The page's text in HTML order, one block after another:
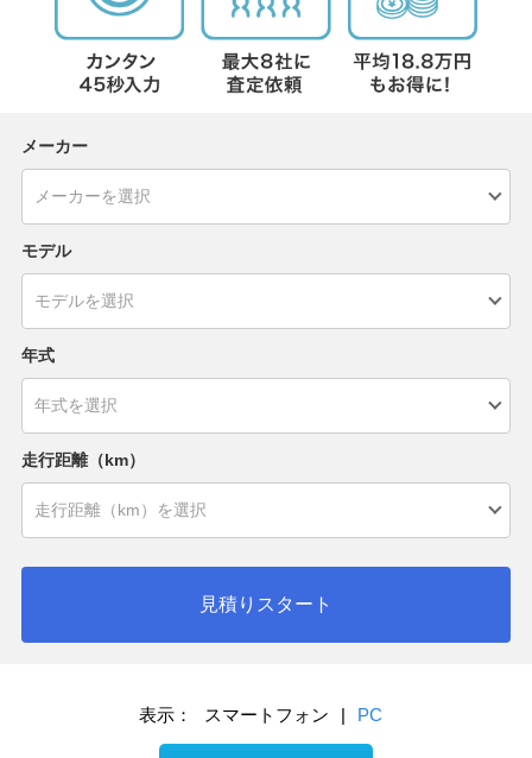
メーカー
モデル
年式
走行距離（km）
見積りスタート
表示： スマートフォン | PC